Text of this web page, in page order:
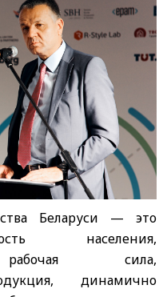
Беларуси — это
населения,
рабочая сила,
динамично